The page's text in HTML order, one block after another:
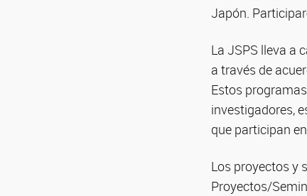
Japón.
La JSPS lleva a
a través de
Estos
investigadores,
que participan
Los proyectos y
Proyectos/